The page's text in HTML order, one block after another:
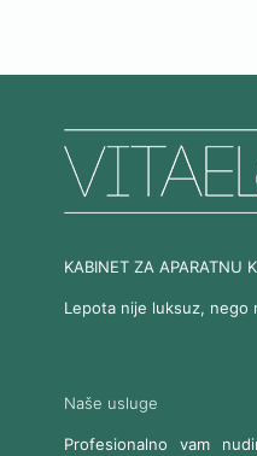
KABINET ZA APARATNU
Lepota nije luksuz, nego
Naše usluge
Profesionalno vam